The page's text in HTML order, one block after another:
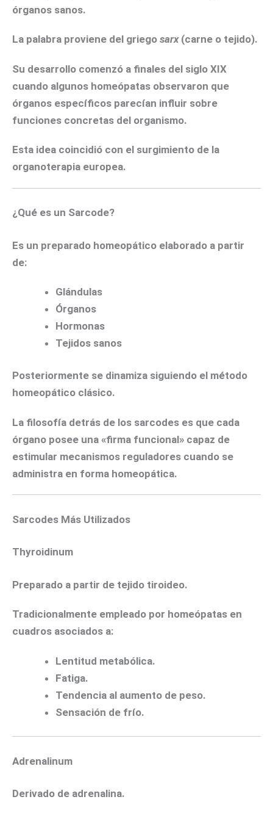
órganos sanos.
La palabra proviene del griego sarx(carne o tejido).
Su desarrollo comenzó a finales del siglo XIX
cuando algunos homeópatas observaron que
órganos específicos parecían influir sobre
funciones concretas del organismo.
Esta idea coincidió con el surgimiento de la
organoterapia europea.
¿Qué es un Sarcode?
Es un preparado homeopático elaborado a partir
de:
Glándulas
Órganos
Hormonas
Tejidos sanos
Posteriormente se dinamiza siguiendo el método
homeopático clásico.
La filosofía detrás de los sarcodes es que cada
órgano posee una «firma funcional» capaz de
estimular mecanismos reguladores cuando se
administra en forma homeopática.
Sarcodes Más Utilizados
Thyroidinum
Preparado a partir de tejido tiroideo.
Tradicionalmente empleado por homeópatas en
cuadros asociados a:
Lentitud metabólica.
Fatiga.
Tendencia al aumento de peso.
Sensación de frío.
Adrenalinum
Derivado de adrenalina.